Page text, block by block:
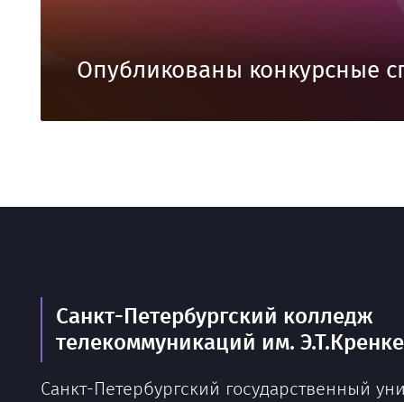
Опубликованы конкурсные
Санкт-Петербургский колледж
телекоммуникаций им.
Санкт-Петербургский государственный